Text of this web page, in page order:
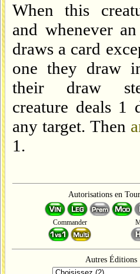
When this
and whenever
draws a card
one they draw
their draw
creature deals 1
any target. Then
1 .
Autorisations en
Commander
Autres Éditions